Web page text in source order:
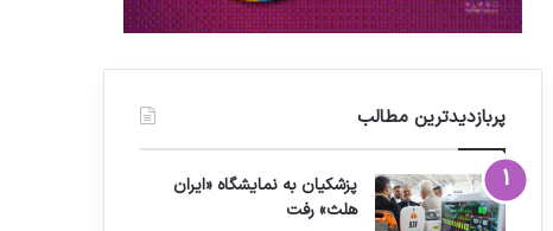
پربازدیدترین مطالب
پزشکیان به نمایشگاه «ایران
هلث» رفت